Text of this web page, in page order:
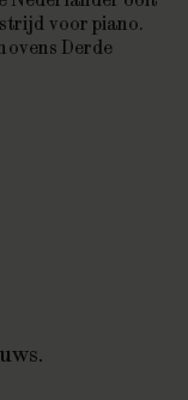
voor piano.
Derde